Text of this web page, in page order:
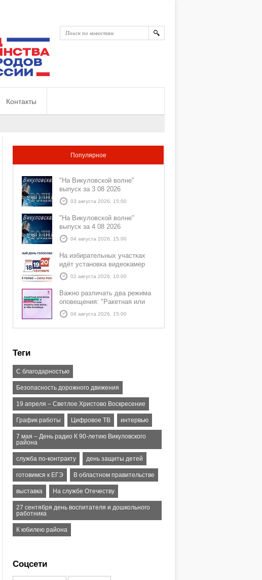
Контакты
Популярное
"На Викуловской волне"
выпуск за 3 08 2026
03 августа 2026, 15:00
"На Викуловской волне"
выпуск за 4 08 2026
04 августа 2026, 15:00
На избирательных участках
идёт установка видеокамер
02 августа 2026, 10:00
Важно различать два режима
оповещения: "Ракетная или
БПЛА опасность" и "Угроза
атаки ракеты или БПЛА"
04 августа 2026, 15:00
Теги
С благодарностью
Безопасность дорожного движения
19 апреля – Светлое Христово Воскресение
График работы Цифровое ТВ интервью
7 мая – День радио К 90-летию Викуловского
района
служба по-контракту день защиты детей
готовимся к ЕГЭ В областном правительстве
выставка На службе Отечеству
27 сентября день воспитателя и дошкольного
работника
К юбилею района
Соцсети